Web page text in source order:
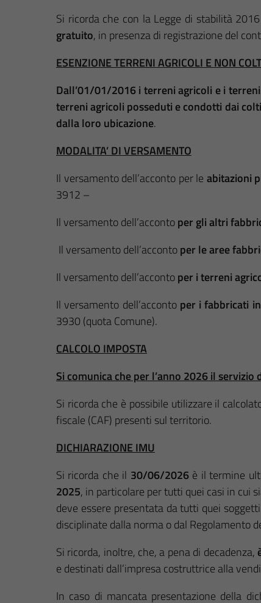
Si ricorda che con la Legge di stabilità
gratuito, in presenza di registrazione del
ESENZIONE TERRENI AGRICOLI E NON
Dall’01/01/2016 i terreni agricoli e i
terreni agricoli posseduti e condotti dai
dalla loro ubicazione.
MODALITA’ DI VERSAMENTO
Il versamento dell’acconto per le abitazioni
3912 –
Il versamento dell’accontoper gli altri
Il versamento dell’accontoper le aree
Il versamento dell’accontoper i terreni
Il versamento dell’accontoper i fabbricati
3930 (quota Comune).
CALCOLO IMPOSTA
Si comunica che per l’anno 2026 il servizio
Si ricorda che è possibile utilizzare il
fiscale (CAF) presenti sul territorio.
DICHIARAZIONE IMU
Si ricorda che il 30/06/2026è il termine
2025, in particolare per tutti quei casi in cui
deve essere presentata da tutti quei
disciplinate dalla norma o dal Regolamento
Si ricorda, inoltre, che, a pena di decadenza,
e destinati dall’impresa costruttrice alla
In caso di mancata presentazione della